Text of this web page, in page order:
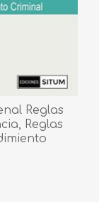
Reglas
Reglas